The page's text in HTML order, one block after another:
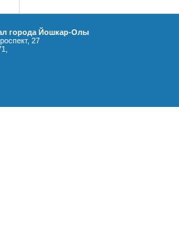
города Йошкар-Олы
27